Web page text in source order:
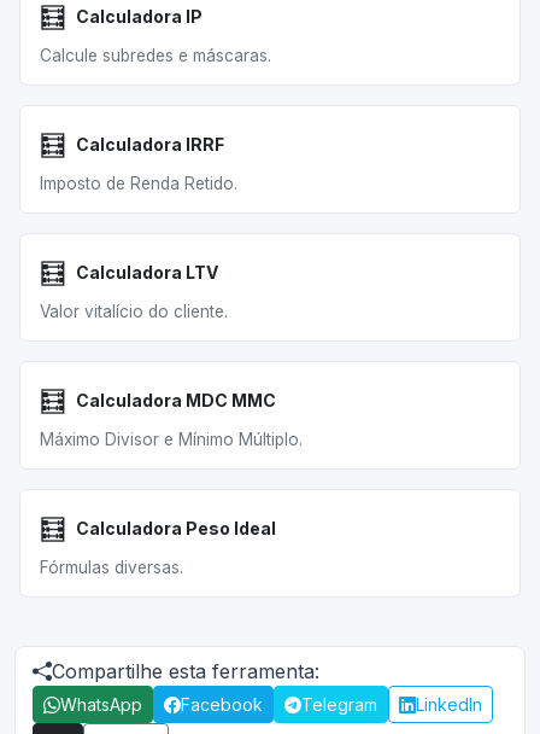
🧮 Calculadora IP
Calcule subredes e máscaras.
🧮 Calculadora IRRF
Imposto de Renda Retido.
🧮 Calculadora LTV
Valor vitalício do cliente.
🧮 Calculadora MDC MMC
Máximo Divisor e Mínimo Múltiplo.
🧮 Calculadora Peso Ideal
Fórmulas diversas.
Compartilhe esta ferramenta:
WhatsApp Facebook Telegram
LinkedIn